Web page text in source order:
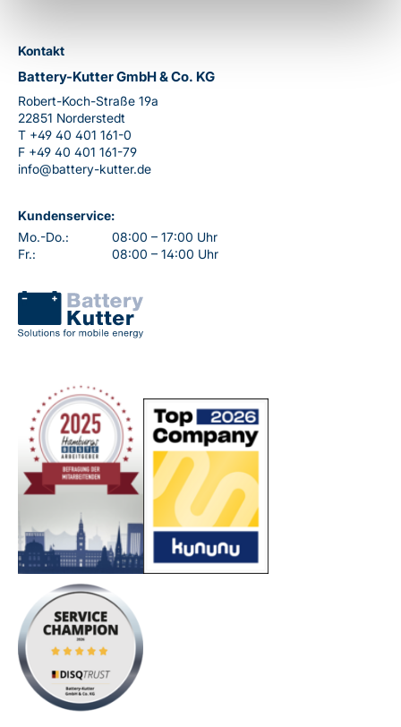
Kontakt
Battery-Kutter GmbH & Co. KG
Robert-Koch-Straße 19a
22851 Norderstedt
T +49 40 401 161-0
F +49 40 401 161-79
info@battery-kutter.de
Kundenservice:
Mo.-Do.:
08:00 – 17:00 Uhr
Fr.:
08:00 – 14:00 Uhr